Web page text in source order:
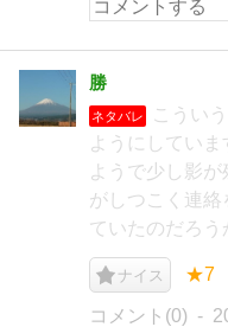
勝
ネタバレ
こうい
ようにしてい
ようで少し影が
がしつこく連絡
ていたのだろう
ナイス ★7
コメント(0)